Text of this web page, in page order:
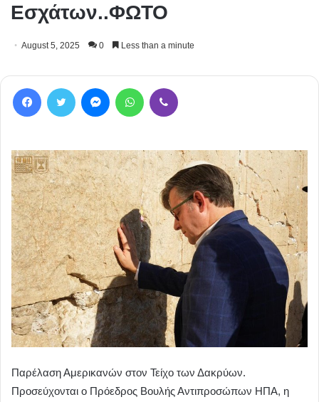
Εσχάτων..ΦΩΤΟ
August 5, 2025 0 Less than a minute
Παρέλαση Αμερικανών στον Τείχο των Δακρύων.
Προσεύχονται ο Πρόεδρος Βουλής Αντιπροσώπων ΗΠΑ, η